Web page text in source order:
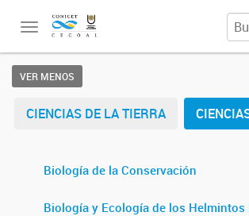
Toggle
VER MENOS
CIENCIAS DE LA TIERRA
Biología de la Conservación
Biología y Ecología de los Helmintos